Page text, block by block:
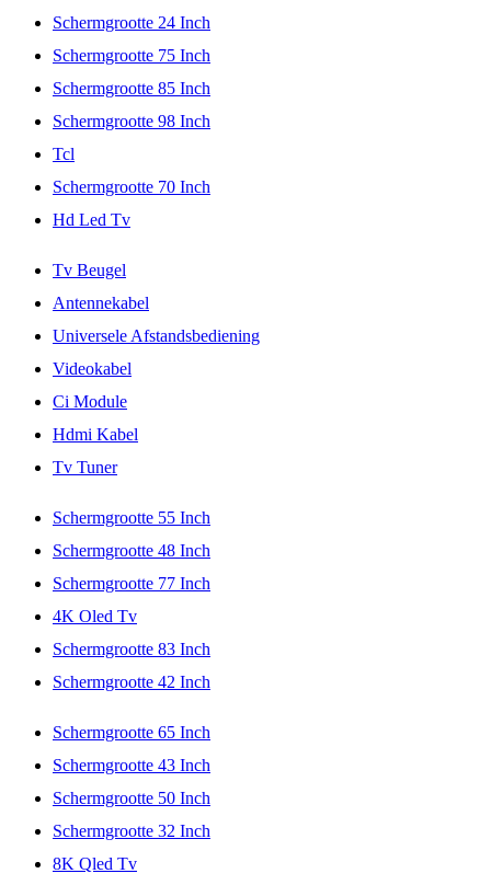
Schermgrootte 24 Inch
Schermgrootte 75 Inch
Schermgrootte 85 Inch
Schermgrootte 98 Inch
Tcl
Schermgrootte 70 Inch
Hd Led Tv
Tv Beugel
Antennekabel
Universele Afstandsbediening
Videokabel
Ci Module
Hdmi Kabel
Tv Tuner
Schermgrootte 55 Inch
Schermgrootte 48 Inch
Schermgrootte 77 Inch
4K Oled Tv
Schermgrootte 83 Inch
Schermgrootte 42 Inch
Schermgrootte 65 Inch
Schermgrootte 43 Inch
Schermgrootte 50 Inch
Schermgrootte 32 Inch
8K Qled Tv